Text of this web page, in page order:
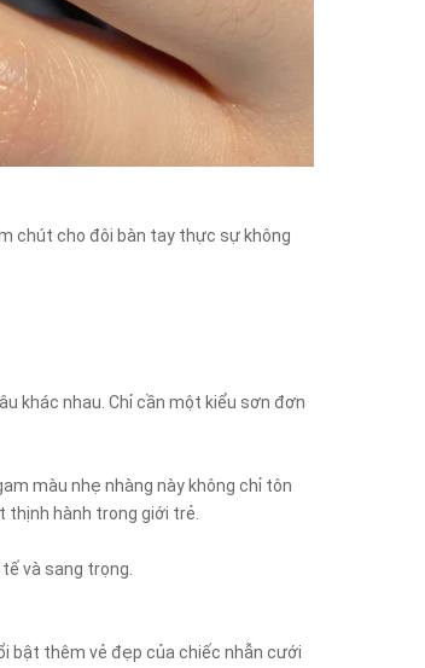
chút cho đôi bàn tay thực sự không
khác nhau. Chỉ cần một kiểu sơn đơn
màu nhẹ nhàng này không chỉ tôn
hành trong giới trẻ.
và sang trọng.
bật thêm vẻ đẹp của chiếc nhẫn cưới